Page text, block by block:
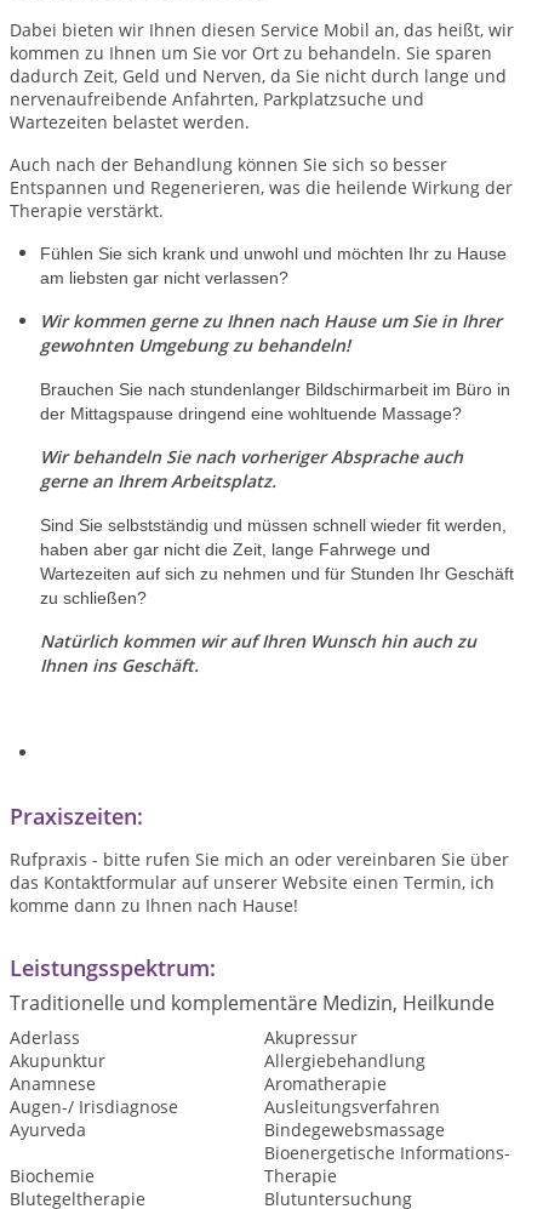
Dabei bieten wir Ihnen diesen Service Mobil an, das heißt, wir
kommen zu Ihnen um Sie vor Ort zu behandeln. Sie sparen
dadurch Zeit, Geld und Nerven, da Sie nicht durch lange und
nervenaufreibende Anfahrten, Parkplatzsuche und
Wartezeiten belastet werden.
Auch nach der Behandlung können Sie sich so besser
Entspannen und Regenerieren, was die heilende Wirkung der
Therapie verstärkt.
Fühlen Sie sich krank und unwohl und möchten Ihr zu Hause
am liebsten gar nicht verlassen?
Wir kommen gerne zu Ihnen nach Hause um Sie in Ihrer
gewohnten Umgebung zu behandeln!
Brauchen Sie nach stundenlanger Bildschirmarbeit im Büro in
der Mittagspause dringend eine wohltuende Massage?
Wir behandeln Sie nach vorheriger Absprache auch
gerne an Ihrem Arbeitsplatz.
Sind Sie selbstständig und müssen schnell wieder fit werden,
haben aber gar nicht die Zeit, lange Fahrwege und
Wartezeiten auf sich zu nehmen und für Stunden Ihr Geschäft
zu schließen?
Natürlich kommen wir auf Ihren Wunsch hin auch zu
Ihnen ins Geschäft.
Praxiszeiten:
Rufpraxis - bitte rufen Sie mich an oder vereinbaren Sie über
das Kontaktformular auf unserer Website einen Termin, ich
komme dann zu Ihnen nach Hause!
Leistungsspektrum:
Traditionelle und komplementäre Medizin, Heilkunde
Aderlass
Akupressur
Akupunktur
Allergiebehandlung
Anamnese
Aromatherapie
Augen-/ Irisdiagnose
Ausleitungsverfahren
Ayurveda
Bindegewebsmassage
Biochemie
Bioenergetische Informations-
Therapie
Blutegeltherapie
Blutuntersuchung